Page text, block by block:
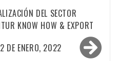
DEL SECTOR
KNOW HOW & EXPORT
DE ENERO, 2022